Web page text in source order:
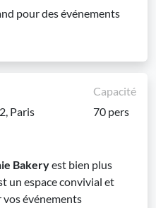
pour des événements
Paris
Capacité
70 pers
Bakeryest bien plus
un espace convivial et
événements